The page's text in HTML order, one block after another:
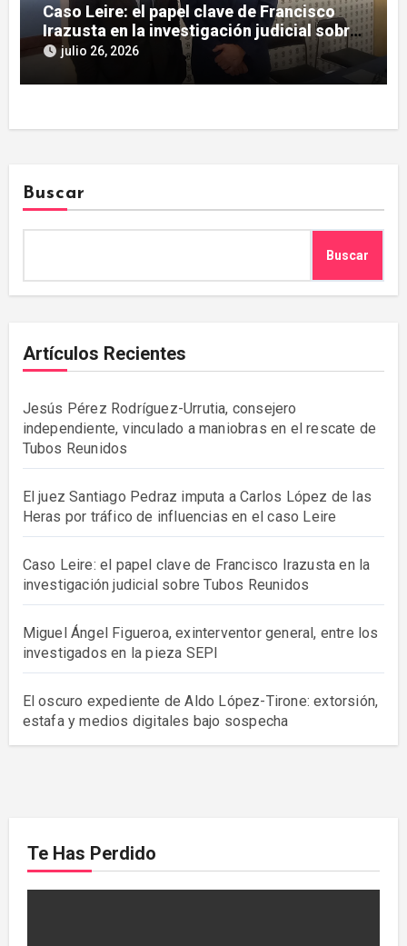
Caso Leire: el papel clave de Francisco
Irazusta en la investigación judicial sobre
Tubos Reunidos
julio 26, 2026
Buscar
Buscar
Artículos Recientes
Jesús Pérez Rodríguez-Urrutia, consejero
independiente, vinculado a maniobras en el rescate de
Tubos Reunidos
El juez Santiago Pedraz imputa a Carlos López de las
Heras por tráfico de influencias en el caso Leire
Caso Leire: el papel clave de Francisco Irazusta en la
investigación judicial sobre Tubos Reunidos
Miguel Ángel Figueroa, exinterventor general, entre los
investigados en la pieza SEPI
El oscuro expediente de Aldo López-Tirone: extorsión,
estafa y medios digitales bajo sospecha
Te Has Perdido